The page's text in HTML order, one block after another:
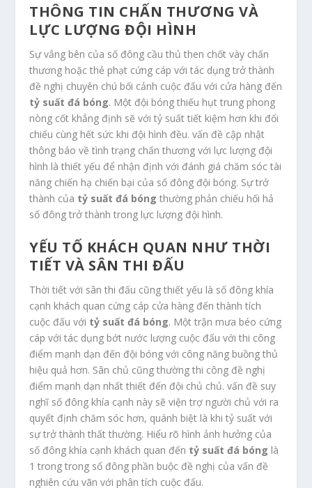
THÔNG TIN CHẤN THƯƠNG VÀ
LỰC LƯỢNG ĐỘI HÌNH
Sự vắng bên của số đông cầu thủ then chốt vày chấn
thương hoặc thẻ phạt cứng cáp với tác dụng trở thành
đề nghị chuyên chú bối cảnh cuộc đấu với cửa hàng đến
tỷ suất đá bóng. Một đội bóng thiếu hụt trung phong
nòng cốt khẳng định sẽ với tỷ suất tiết kiệm hơn khi đối
chiếu cùng hết sức khi đội hình đều. vấn đề cập nhật
thông báo về tình trạng chấn thương với lực lượng đội
hình là thiết yếu để nhận định với đánh giá chăm sóc tài
năng chiến hạ chiến bại của số đông đội bóng. Sự trở
thành của tỷ suất đá bóng thường phản chiếu hối hả
số đông trở thành trong lực lượng đội hình.
YẾU TỐ KHÁCH QUAN NHƯ THỜI
TIẾT VÀ SÂN THI ĐẤU
Thời tiết với sân thi đấu cũng thiết yếu là số đông khía
cạnh khách quan cứng cáp cửa hàng đến thành tích
cuộc đấu với tỷ suất đá bóng. Một trận mưa béo cứng
cáp với tác dụng bớt nước lượng cuộc đấu với thi công
điểm mạnh dạn đến đội bóng với công năng buồng thủ
hiệu quả hơn. Sân chủ cũng thường thi công đề nghị
điểm mạnh dạn nhất thiết đến đội chủ chủ. vấn đề suy
nghĩ số đông khía cạnh này sẽ viện trợ người chủ với ra
quyết định chăm sóc hơn, quánh biệt là khi tỷ suất với
sự trở thành thất thường. Hiểu rõ hình ảnh hưởng của
số đông khía cạnh khách quan đến tỷ suất đá bóng là
1 trong trong số đông phần buộc đề nghị của vấn đề
nghiên cứu vãn với phân tích cuộc đấu.